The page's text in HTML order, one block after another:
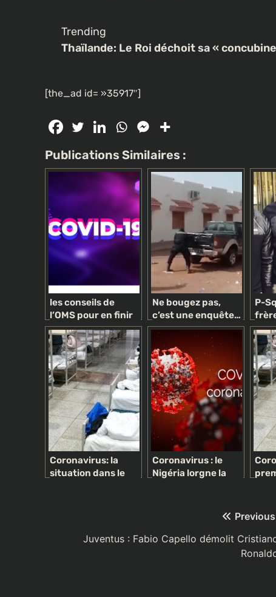
Trending
Thaïlande: Le Roi déchoit sa «
[the_ad id= »35917″]
Publications Similaires :
les conseils de
l’OMS pour en finir
avec les idées
reçues sur le
Coronavirus
Ne bougez pas,
c’est une enquête…
politique !
P-
Coronavirus: la
situation dans le
Coronavirus : le
Nigéria lorgne la
en
Juventus : Fabio Capello démolit
CULTURE
Un portrait d’Ousmane
les rues de Paris
3 semaines ago